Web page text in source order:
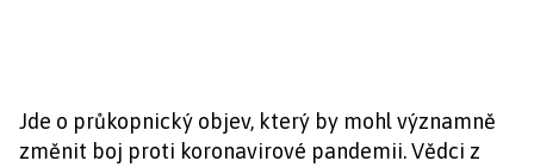
Jde o průkopnický objev, který by mohl významně
změnit boj proti koronavirové pandemii. Vědci z